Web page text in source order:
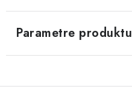
Parametre produktu